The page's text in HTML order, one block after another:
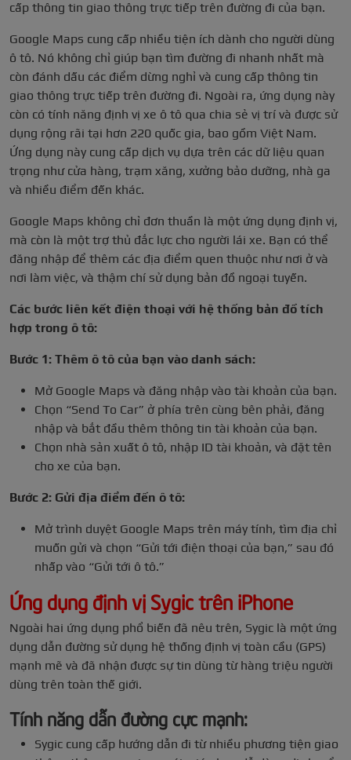
cấp thông tin giao thông trực tiếp trên đường đi của bạn.
Google Maps cung cấp nhiều tiện ích dành cho người dùng
ô tô. Nó không chỉ giúp bạn tìm đường đi nhanh nhất mà
còn đánh dấu các điểm dừng nghỉ và cung cấp thông tin
giao thông trực tiếp trên đường đi. Ngoài ra, ứng dụng này
còn có tính năng định vị xe ô tô qua chia sẻ vị trí và được sử
dụng rộng rãi tại hơn 220 quốc gia, bao gồm Việt Nam.
Ứng dụng này cung cấp dịch vụ dựa trên các dữ liệu quan
trọng như cửa hàng, trạm xăng, xưởng bảo dưỡng, nhà ga
và nhiều điểm đến khác.
Google Maps không chỉ đơn thuần là một ứng dụng định vị,
mà còn là một trợ thủ đắc lực cho người lái xe. Bạn có thể
đăng nhập để thêm các địa điểm quen thuộc như nơi ở và
nơi làm việc, và thậm chí sử dụng bản đồ ngoại tuyến.
Các bước liên kết điện thoại với hệ thống bản đồ tích
hợp trong ô tô:
Bước 1: Thêm ô tô của bạn vào danh sách:
Mở Google Maps và đăng nhập vào tài khoản của bạn.
Chọn “Send To Car” ở phía trên cùng bên phải, đăng
nhập và bắt đầu thêm thông tin tài khoản của bạn.
Chọn nhà sản xuất ô tô, nhập ID tài khoản, và đặt tên
cho xe của bạn.
Bước 2: Gửi địa điểm đến ô tô:
Mở trình duyệt Google Maps trên máy tính, tìm địa chỉ
muốn gửi và chọn “Gửi tới điện thoại của bạn,” sau đó
nhấp vào “Gửi tới ô tô.”
Ứng dụng định vị Sygic trên iPhone
Ngoài hai ứng dụng phổ biến đã nêu trên, Sygic là một ứng
dụng dẫn đường sử dụng hệ thống định vị toàn cầu (GPS)
mạnh mẽ và đã nhận được sự tin dùng từ hàng triệu người
dùng trên toàn thế giới.
Tính năng dẫn đường cực mạnh:
Sygic cung cấp hướng dẫn đi từ nhiều phương tiện giao